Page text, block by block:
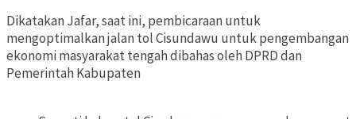
Dikatakan Jafar, saat ini, pembicaraan untuk
mengoptimalkan jalan tol Cisundawu untuk pengembangan
ekonomi masyarakat tengah dibahas oleh DPRD dan
Pemerintah Kabupaten